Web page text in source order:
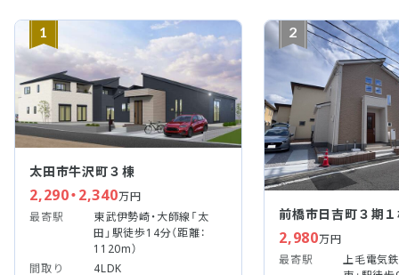
1
太田市牛沢町３棟
2,290・2,340万円
最寄駅
東武伊勢崎・大師線「太
田」駅徒歩14分（距離：
1120m）
間取り
4LDK
2
前橋市日吉町３期
2,980万円
最寄駅
上毛電気